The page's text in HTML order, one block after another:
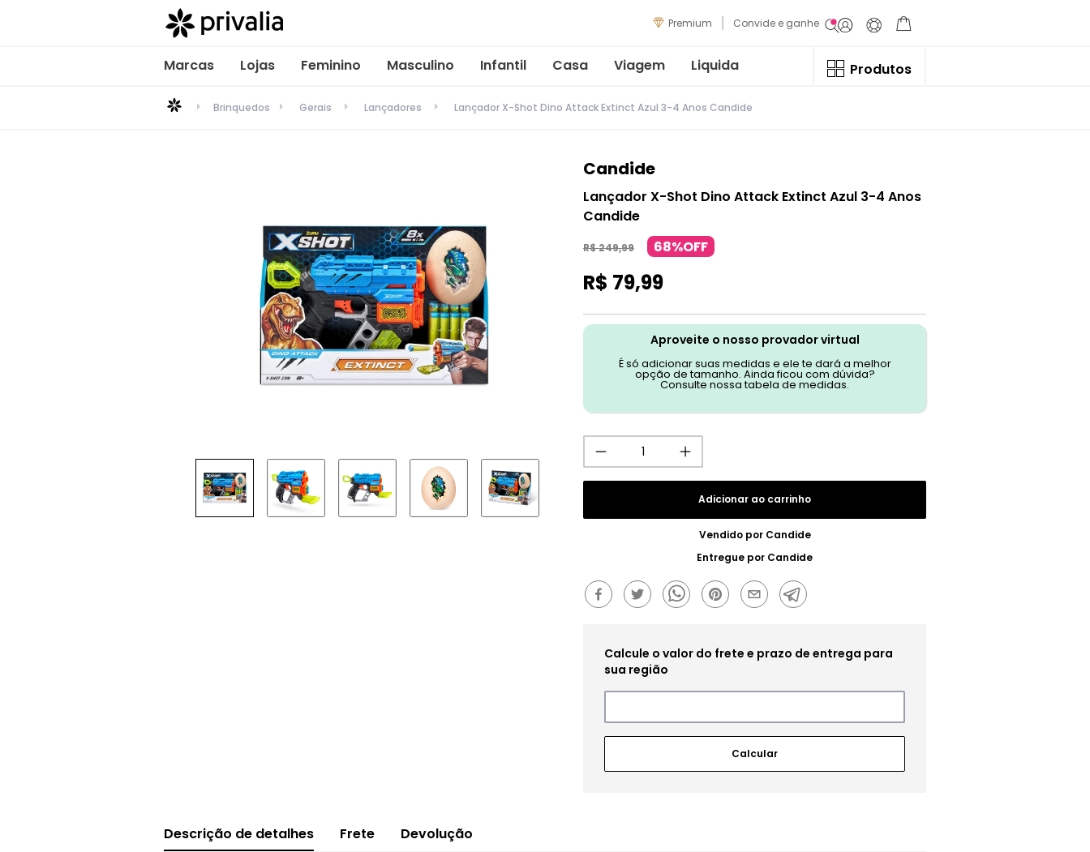
Premium Convide e ganhe
Marcas Lojas Feminino Masculino Infantil Casa Viagem Liquida Produtos
Brinquedos Gerais Lançadores Lançador X-Shot Dino Attack Extinct Azul 3-4 Anos Candide
Candide
Lançador X-Shot Dino Attack Extinct Azul 3-4 Anos
Candide
R$249,99 68%OFF
R$ 79,99
Aproveite o nosso provador virtual
É só adicionar suas medidas e ele te dará a melhor
opção de tamanho. Ainda ficou com dúvida?
Consulte nossa tabela de medidas.
Adicionar ao carrinho
Vendido por Candide
Entregue por Candide
Descrição de detalhes Frete Devolução